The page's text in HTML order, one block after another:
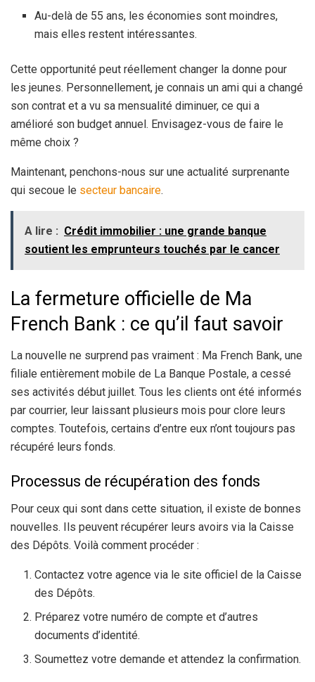
Au-delà de 55 ans, les économies sont moindres,
mais elles restent intéressantes.
Cette opportunité peut réellement changer la donne pour
les jeunes. Personnellement, je connais un ami qui a changé
son contrat et a vu sa mensualité diminuer, ce qui a
amélioré son budget annuel. Envisagez-vous de faire le
même choix ?
Maintenant, penchons-nous sur une actualité surprenante
qui secoue le secteur bancaire.
A lire : Crédit immobilier : une grande banque
soutient les emprunteurs touchés par le cancer
La fermeture officielle de Ma
French Bank : ce qu’il faut savoir
La nouvelle ne surprend pas vraiment : Ma French Bank, une
filiale entièrement mobile de La Banque Postale, a cessé
ses activités début juillet. Tous les clients ont été informés
par courrier, leur laissant plusieurs mois pour clore leurs
comptes. Toutefois, certains d’entre eux n’ont toujours pas
récupéré leurs fonds.
Processus de récupération des fonds
Pour ceux qui sont dans cette situation, il existe de bonnes
nouvelles. Ils peuvent récupérer leurs avoirs via la Caisse
des Dépôts. Voilà comment procéder :
Contactez votre agence via le site officiel de la Caisse
des Dépôts.
Préparez votre numéro de compte et d’autres
documents d’identité.
Soumettez votre demande et attendez la confirmation.